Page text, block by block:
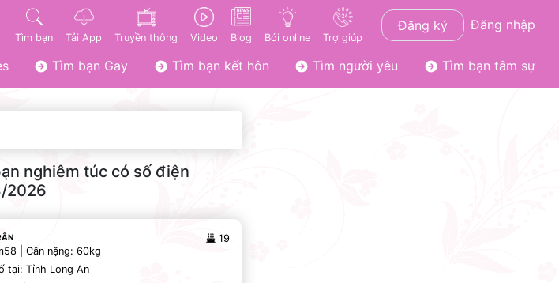
Tìm bạn Tải App Truyền thông Video Blog Bói online Trợ giúp
Đăng ký Đăng nhập
Tìm bạn Gay Tìm bạn kết hôn Tìm người yêu Tìm bạn tâm sự
nghiêm túc có số điện
2026
19
| Cân nặng: 60kg
tại: Tỉnh Long An